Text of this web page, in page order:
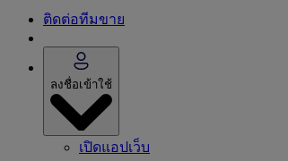
ติดต่อทีมขาย
ลงชื่อเข้าใช้
เปิดแอปเว็บ